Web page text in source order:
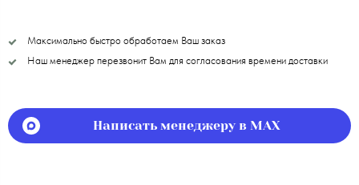
Максимально быстро обработаем Ваш заказ
Наш менеджер перезвонит Вам для согласования времени доставки
Написать менеджеру в MAX